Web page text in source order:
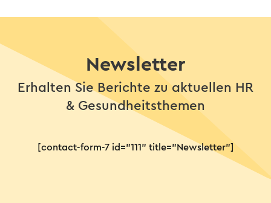
Newsletter
Erhalten Sie Berichte zu aktuellen HR
& Gesundheitsthemen
[contact-form-7 id="111" title="Newsletter"]